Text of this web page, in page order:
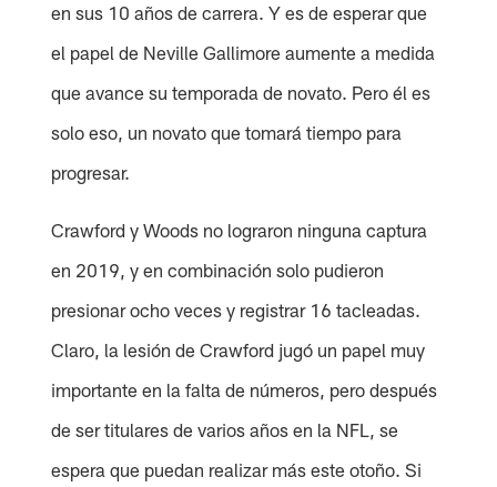
en sus 10 años de carrera. Y es de esperar que
el papel de Neville Gallimore aumente a medida
que avance su temporada de novato. Pero él es
solo eso, un novato que tomará tiempo para
progresar.
Crawford y Woods no lograron ninguna captura
en 2019, y en combinación solo pudieron
presionar ocho veces y registrar 16 tacleadas.
Claro, la lesión de Crawford jugó un papel muy
importante en la falta de números, pero después
de ser titulares de varios años en la NFL, se
espera que puedan realizar más este otoño. Si